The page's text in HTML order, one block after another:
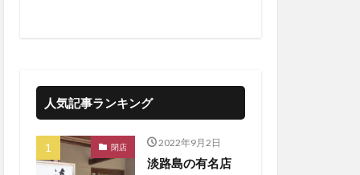
人気記事ランキング
閉店 2022年9月2日
淡路島の有名店